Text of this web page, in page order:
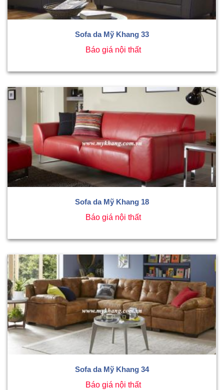
Sofa da Mỹ Khang 33
Báo giá nội thất
Sofa da Mỹ Khang 18
Báo giá nội thất
Sofa da Mỹ Khang 34
Báo giá nội thất